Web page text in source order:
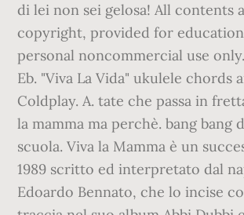
di lei non sei gelosa! All contents
copyright, provided for
personal noncommercial use
Eb. "Viva La Vida" ukulele chords
Coldplay. A. tate che passa in
la mamma ma perchè. bang bang
scuola. Viva la Mamma è un
1989 scritto ed interpretato dal
Edoardo Bennato, che lo incise